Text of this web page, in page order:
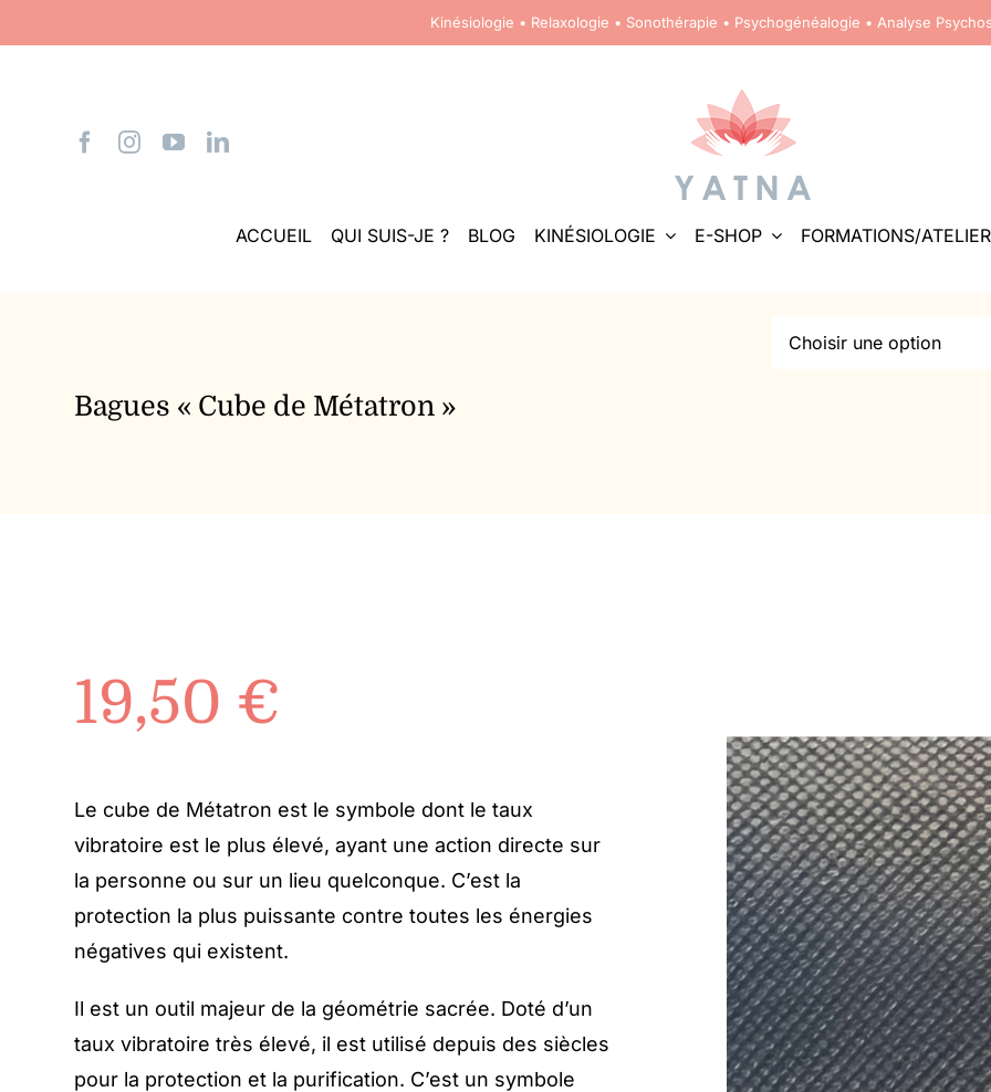
au
Kinésiologie • Relaxologie • Sonothérapie • Psychogénéalogie • Analyse
ACCUEIL QUI SUIS-JE ? BLOG KINÉSIOLOGIE E-SHOP FORMATIONS/
Bagues « Cube de Métatron »
19,50 €
Le cube de Métatron est le symbole dont le taux
vibratoire est le plus élevé, ayant une action directe sur
la personne ou sur un lieu quelconque. C’est la
protection la plus puissante contre toutes les énergies
négatives qui existent.
Il est un outil majeur de la géométrie sacrée. Doté d’un
taux vibratoire très élevé, il est utilisé depuis des siècles
pour la protection et la purification. C’est un symbole